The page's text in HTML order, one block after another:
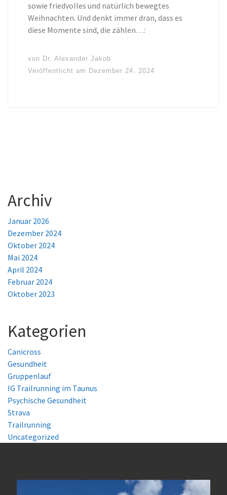
sowie friedvolles und natürlich bewegtes
Weihnachten. Und denkt immer dran, dass es
diese Momente sind, die zählen…:
von Dr. Alexander Jakob
Veröffentlicht am Dezember 24, 2024
Archiv
Januar 2026
Dezember 2024
Oktober 2024
Mai 2024
April 2024
Februar 2024
Oktober 2023
Kategorien
Canicross
Gesundheit
Gruppenlauf
IG Trailrunning im Taunus
Psychische Gesundheit
Strava
Trailrunning
Uncategorized